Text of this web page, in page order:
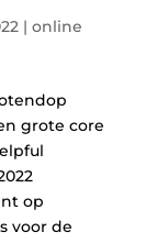
| online
grote core
op
voor de